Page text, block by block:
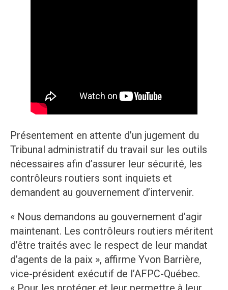
Présentement en attente d’un jugement du
Tribunal administratif du travail sur les outils
nécessaires afin d’assurer leur sécurité, les
contrôleurs routiers sont inquiets et
demandent au gouvernement d’intervenir.
« Nous demandons au gouvernement d’agir
maintenant. Les contrôleurs routiers méritent
d’être traités avec le respect de leur mandat
d’agents de la paix », affirme Yvon Barrière,
vice-président exécutif de l’AFPC-Québec.